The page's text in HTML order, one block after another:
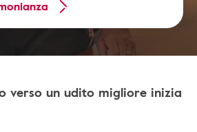
verso un udito migliore inizia